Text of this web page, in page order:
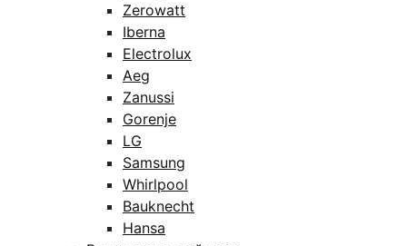
Zerowatt
Iberna
Electrolux
Aeg
Zanussi
Gorenje
LG
Samsung
Whirlpool
Bauknecht
Hansa